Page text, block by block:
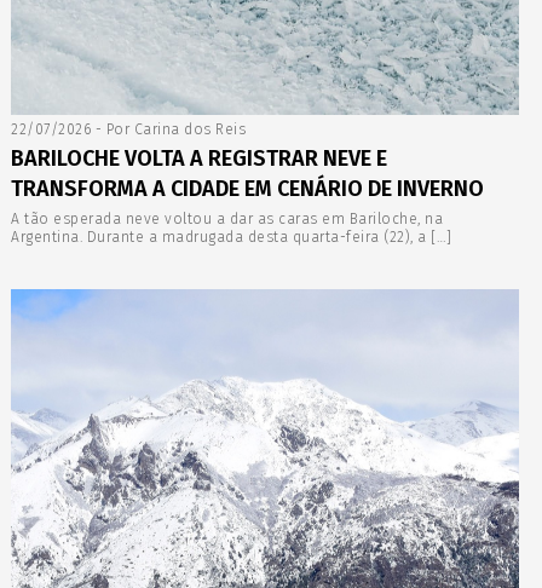
22/07/2026 - Por Carina dos Reis
BARILOCHE VOLTA A REGISTRAR NEVE E
TRANSFORMA A CIDADE EM CENÁRIO DE INVERNO
A tão esperada neve voltou a dar as caras em Bariloche, na
Argentina. Durante a madrugada desta quarta-feira (22), a […]